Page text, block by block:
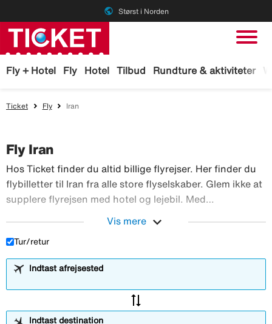
public Størst i Norden
Fly + Hotel Fly Hotel Tilbud Rundture & aktiviteter
Ticket Fly Iran
Fly Iran
Hos Ticket finder du altid billige flyrejser. Her finder du
flybilletter til Iran fra alle store flyselskaber. Glem ikke at
supplere flyrejsen med hotel og lejebil. Med
Vis mere expand_more
Tur/retur
Indtast afrejsested
sync_alt
Indtast destination